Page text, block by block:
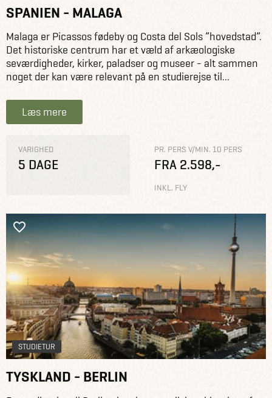
SPANIEN - MALAGA
Malaga er Picassos fødeby og Costa del Sols ”hovedstad”.
Det historiske centrum har et væld af arkæologiske
seværdigheder, kirker, paladser og museer - alt sammen
noget der kan være relevant på en studierejse til...
Læs mere
VARIGHED
5 DAGE
PR. PERS V/MIN. 10 PERS
FRA 2.598,-
INKL. FLY
STUDIETUR
TYSKLAND - BERLIN